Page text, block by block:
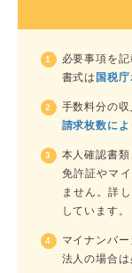
必要事項を
書式は 国税
手数料分の収
請求枚数によ
本人確認書類
免許証やマ
ません。詳
しています。
マイナンバ
法人の場合は